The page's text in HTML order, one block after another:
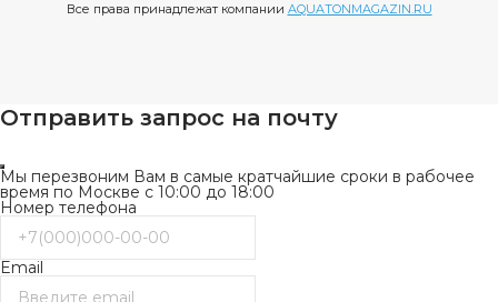
Все права принадлежат компании AQUATONMAGAZIN.RU
Отправить запрос на почту
Мы перезвоним Вам в самые кратчайшие сроки в рабочее
время по Москве с 10:00 до 18:00
Номер телефона
Email